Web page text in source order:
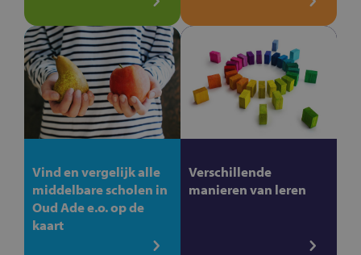
Vind en vergelijk alle
middelbare scholen in
Oud Ade e.o. op de
kaart
Verschillende
manieren van leren